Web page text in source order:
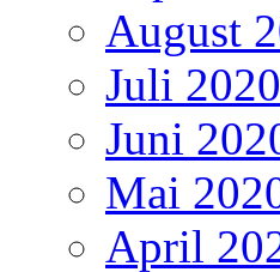
August
Juli
Juni
Mai
April